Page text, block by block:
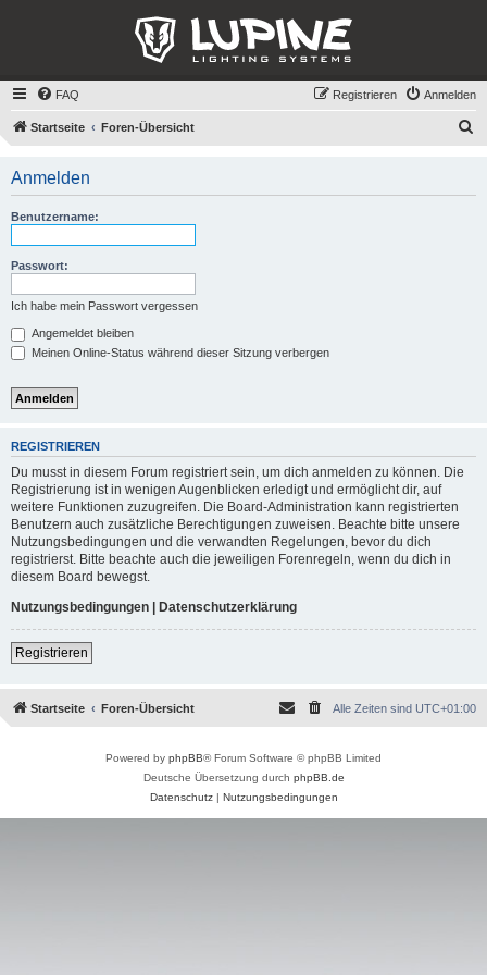
FAQ Anmelden
Registrieren
Startseite Foren-Übersicht
Anmelden
Benutzername:
Passwort:
Ich habe mein Passwort vergessen
Angemeldet bleiben
Meinen Online-Status während dieser Sitzung verbergen
REGISTRIEREN
Du musst in diesem Forum registriert sein, um dich anmelden zu können. Die
Registrierung ist in wenigen Augenblicken erledigt und ermöglicht dir, auf
weitere Funktionen zuzugreifen. Die Board-Administration kann registrierten
Benutzern auch zusätzliche Berechtigungen zuweisen. Beachte bitte unsere
Nutzungsbedingungen und die verwandten Regelungen, bevor du dich
registrierst. Bitte beachte auch die jeweiligen Forenregeln, wenn du dich in
diesem Board bewegst.
Nutzungsbedingungen | Datenschutzerklärung
Registrieren
Startseite Foren-Übersicht Alle Zeiten sind UTC+01:00
Powered by phpBB® Forum Software © phpBB Limited
Deutsche Übersetzung durch phpBB.de
Datenschutz| Nutzungsbedingungen